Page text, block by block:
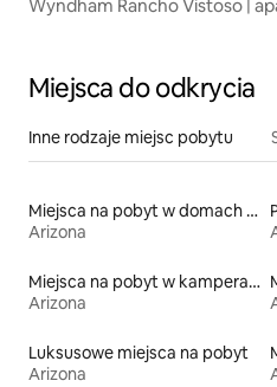
Wyndham Rancho Vistoso |
Miejsca do odkrycia
Inne rodzaje miejsc pobytu
Miejsca na pobyt w domach wakacyjnych
Arizona
Miejsca na pobyt w kamperach
Arizona
Luksusowe miejsca na pobyt
Arizona